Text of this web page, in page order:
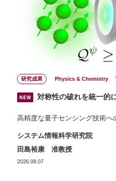
研究成果 Physics & Chemistry
対称性の破れを統一的
高精度な量子センシング技術へ
システム情報科学研究院
田島裕康 准教授
2026.08.07